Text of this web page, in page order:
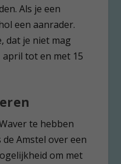
Als je een
een aanrader.
dat je niet mag
tot en met 15
te hebben
Amstel over een
om met